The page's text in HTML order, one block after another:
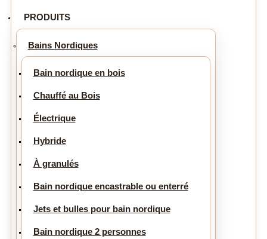
PRODUITS
Bains Nordiques
Bain nordique en bois
Chauffé au Bois
Électrique
Hybride
À granulés
Bain nordique encastrable ou enterré
Jets et bulles pour bain nordique
Bain nordique 2 personnes